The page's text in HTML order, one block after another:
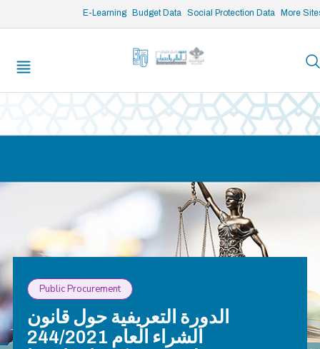
E-Learning Budget Data Social Protection Data More
/* opened search */
Public Procurement
الدورة التعريفية حول قانون
الشراء العام 244/2021